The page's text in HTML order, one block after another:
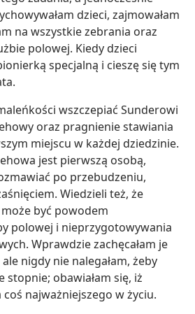
dzieci, zajmowałam
na wszystkie zebrania oraz
polowej. Kiedy dzieci
specjalną i cieszę się tym
wszczepiać Sunderowi
oraz pragnienie stawiania
miejscu w każdej dziedzinie.
jest pierwszą osobą,
po przebudzeniu,
Wiedzieli też, że
być powodem
polowej i nieprzygotowywania
Wprawdzie zachęcałam je
nigdy nie nalegałam, żeby
stopnie; obawiałam się, iż
coś najważniejszego w życiu.